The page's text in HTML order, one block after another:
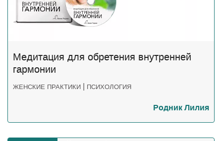
Медитация для обретения внутренней
гармонии
ЖЕНСКИЕ ПРАКТИКИ | ПСИХОЛОГИЯ
Родник Лилия